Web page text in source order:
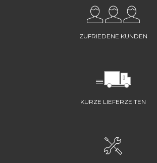
ZUFRIEDENE KUNDEN
KURZE LIEFERZEITEN